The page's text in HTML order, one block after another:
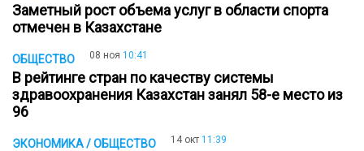
Заметный рост объема услуг в области спорта
отмечен в Казахстане
ОБЩЕСТВО 08 ноя 10:41
В рейтинге стран по качеству системы
здравоохранения Казахстан занял 58-е место из
96
ЭКОНОМИКА / ОБЩЕСТВО 14 окт 11:39